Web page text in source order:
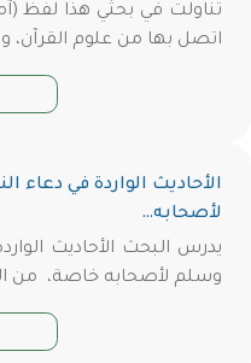
تناولت في بحثي هذا لفظَ
اتصل بها من علوم القرآن،
الأحاديث الواردة في دعاء
لأصحابه…
يدرس البحث الأحاديث
وسلم لأصحابه خاصة، من